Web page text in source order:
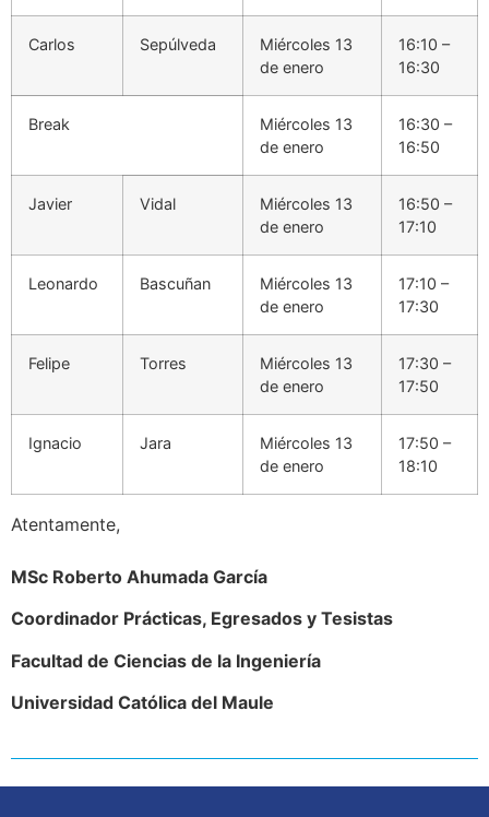
Carlos Sepúlveda
Miércoles 13
de enero
16:10 –
16:30
Break
Miércoles 13
de enero
16:30 –
16:50
Javier Vidal
Miércoles 13
de enero
16:50 –
17:10
Leonardo Bascuñan
Miércoles 13
de enero
17:10 –
17:30
Felipe Torres
Miércoles 13
de enero
17:30 –
17:50
Ignacio Jara
Miércoles 13
de enero
17:50 –
18:10
Atentamente,
MSc Roberto Ahumada García
Coordinador Prácticas, Egresados y Tesistas
Facultad de Ciencias de la Ingeniería
Universidad Católica del Maule